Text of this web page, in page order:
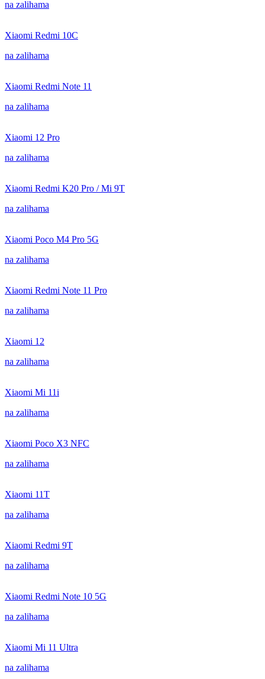
na zalihama
Xiaomi Redmi 10C
na zalihama
Xiaomi Redmi Note 11
na zalihama
Xiaomi 12 Pro
na zalihama
Xiaomi Redmi K20 Pro / Mi 9T
na zalihama
Xiaomi Poco M4 Pro 5G
na zalihama
Xiaomi Redmi Note 11 Pro
na zalihama
Xiaomi 12
na zalihama
Xiaomi Mi 11i
na zalihama
Xiaomi Poco X3 NFC
na zalihama
Xiaomi 11T
na zalihama
Xiaomi Redmi 9T
na zalihama
Xiaomi Redmi Note 10 5G
na zalihama
Xiaomi Mi 11 Ultra
na zalihama